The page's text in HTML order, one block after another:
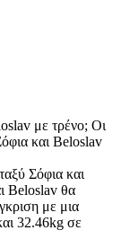
με τρένο; Οι
και Beloslav
Σόφια και
Beloslav θα
με μια
32.46kg σε